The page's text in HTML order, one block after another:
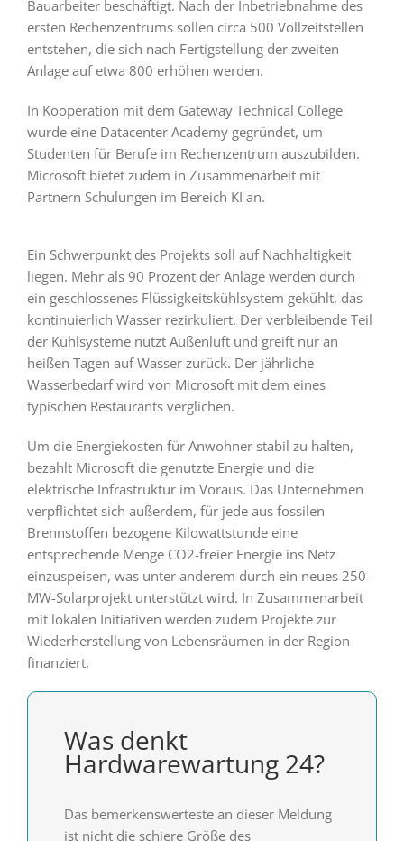
Bauarbeiter beschäftigt. Nach der Inbetriebnahme des
ersten Rechenzentrums sollen circa 500 Vollzeitstellen
entstehen, die sich nach Fertigstellung der zweiten
Anlage auf etwa 800 erhöhen werden.
In Kooperation mit dem Gateway Technical College
wurde eine Datacenter Academy gegründet, um
Studenten für Berufe im Rechenzentrum auszubilden.
Microsoft bietet zudem in Zusammenarbeit mit
Partnern Schulungen im Bereich KI an.
Ein Schwerpunkt des Projekts soll auf Nachhaltigkeit
liegen. Mehr als 90 Prozent der Anlage werden durch
ein geschlossenes Flüssigkeitskühlsystem gekühlt, das
kontinuierlich Wasser rezirkuliert. Der verbleibende Teil
der Kühlsysteme nutzt Außenluft und greift nur an
heißen Tagen auf Wasser zurück. Der jährliche
Wasserbedarf wird von Microsoft mit dem eines
typischen Restaurants verglichen.
Um die Energiekosten für Anwohner stabil zu halten,
bezahlt Microsoft die genutzte Energie und die
elektrische Infrastruktur im Voraus. Das Unternehmen
verpflichtet sich außerdem, für jede aus fossilen
Brennstoffen bezogene Kilowattstunde eine
entsprechende Menge CO2-freier Energie ins Netz
einzuspeisen, was unter anderem durch ein neues 250-
MW-Solarprojekt unterstützt wird. In Zusammenarbeit
mit lokalen Initiativen werden zudem Projekte zur
Wiederherstellung von Lebensräumen in der Region
finanziert.
Was denkt
Hardwarewartung 24?
Das bemerkenswerteste an dieser Meldung
ist nicht die schiere Größe des